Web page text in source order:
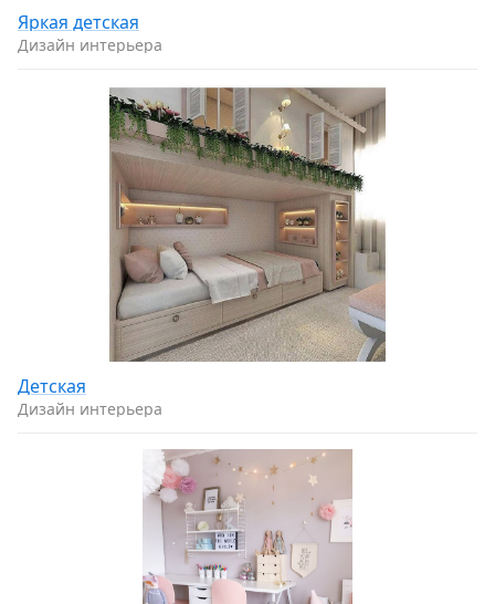
Яркая детская
Дизайн интерьера
Детская
Дизайн интерьера